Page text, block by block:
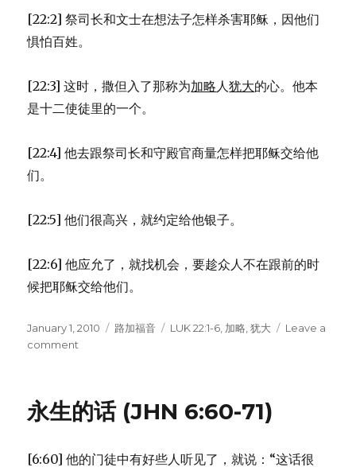
[22:2] 祭司长和文士在想法子怎样杀害耶稣，因他们
惧怕百姓。
[22:3] 这时，撒但入了那称为加略人犹大的心。他本
是十二使徒里的一个。
[22:4] 他去跟祭司长和守殿官商量怎样把耶稣交给他
们。
[22:5] 他们很高兴，就约定给他银子。
[22:6] 他应允了，就找机会，要趁众人不在跟前的时
候把耶稣交给他们。
Posted
on
January 1, 2010 Categories
路加福音 Tags
LUK 22:1-6 加略 ,犹大
Leave a
comment
稣
谋
永生的话 (JHN 6:60-71)
[6:60] 他的门徒中有好些人听见了，就说：“这话很